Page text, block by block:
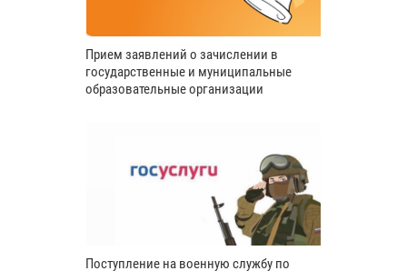
Прием заявлений о зачислении в
государственные и муниципальные
образовательные организации
Поступление на военную службу по